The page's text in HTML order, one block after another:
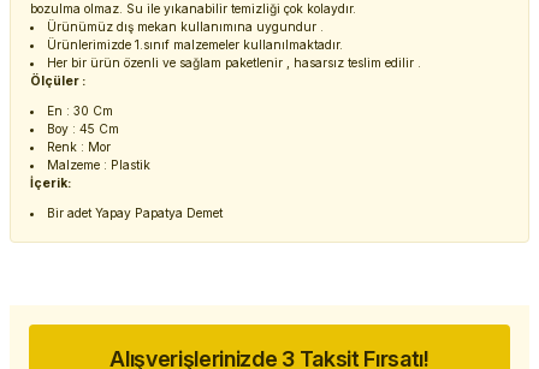
bozulma olmaz. Su ile yıkanabilir temizliği çok kolaydır.
Ürünümüz dış mekan kullanımına uygundur .
Ürünlerimizde 1.sınıf malzemeler kullanılmaktadır.
Her bir ürün özenli ve sağlam paketlenir , hasarsız teslim edilir .
Ölçüler :
En : 30 Cm
Boy : 45 Cm
Renk : Mor
Malzeme : Plastik
İçerik:
Bir adet Yapay Papatya Demet
Alışverişlerinizde 3 Taksit Fırsatı!